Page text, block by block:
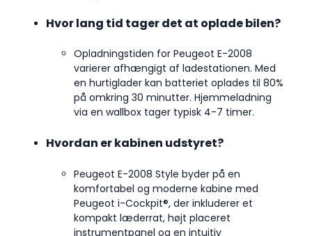
Hvor lang tid tager det at oplade bilen?
Opladningstiden for Peugeot E-2008
varierer afhængigt af ladestationen. Med
en hurtiglader kan batteriet oplades til 80%
på omkring 30 minutter. Hjemmeladning
via en wallbox tager typisk 4-7 timer.
Hvordan er kabinen udstyret?
Peugeot E-2008 Style byder på en
komfortabel og moderne kabine med
Peugeot i-Cockpit®, der inkluderer et
kompakt læderrat, højt placeret
instrumentpanel og en intuitiv